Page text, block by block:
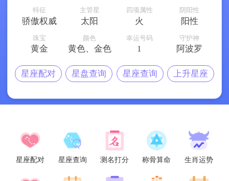
活方面会比较忙碌，可能有各种
与人打交道的情况。
特征
骄傲权威
主管星
太阳
四项属性
火
阴阳性
阳性
珠宝
黄金
颜色
黄色、金色
幸运号码
1
守护神
阿波罗
星座配对 星盘查询 星座查询 上升星座
星座配对 星座查询 测名打分 称骨算命 生肖运势